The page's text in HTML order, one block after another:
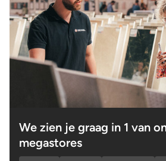
We zien je graag in 1 van
megastores